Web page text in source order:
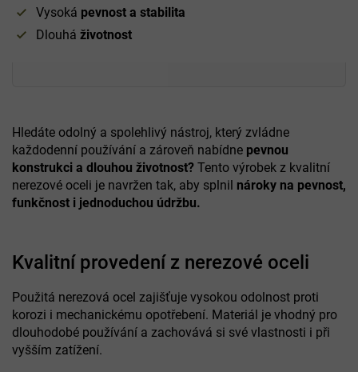
Vysoká pevnost a stabilita
Dlouhá životnost
Hledáte odolný a spolehlivý nástroj, který zvládne
každodenní používání a zároveň nabídne pevnou
konstrukci a dlouhou životnost? Tento výrobek z kvalitní
nerezové oceli je navržen tak, aby splnil nároky na pevnost,
funkčnost i jednoduchou údržbu.
Kvalitní provedení z nerezové oceli
Použitá nerezová ocel zajišťuje vysokou odolnost proti
korozi i mechanickému opotřebení. Materiál je vhodný pro
dlouhodobé používání a zachovává si své vlastnosti i při
vyšším zatížení.